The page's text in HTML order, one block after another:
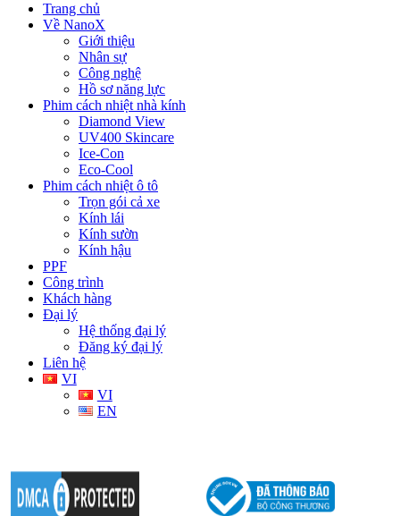
Trang chủ
Về NanoX
Giới thiệu
Nhân sự
Công nghệ
Hồ sơ năng lực
Phim cách nhiệt nhà kính
Diamond View
UV400 Skincare
Ice-Con
Eco-Cool
Phim cách nhiệt ô tô
Trọn gói cả xe
Kính lái
Kính sườn
Kính hậu
PPF
Công trình
Khách hàng
Đại lý
Hệ thống đại lý
Đăng ký đại lý
Liên hệ
VI
VI
EN